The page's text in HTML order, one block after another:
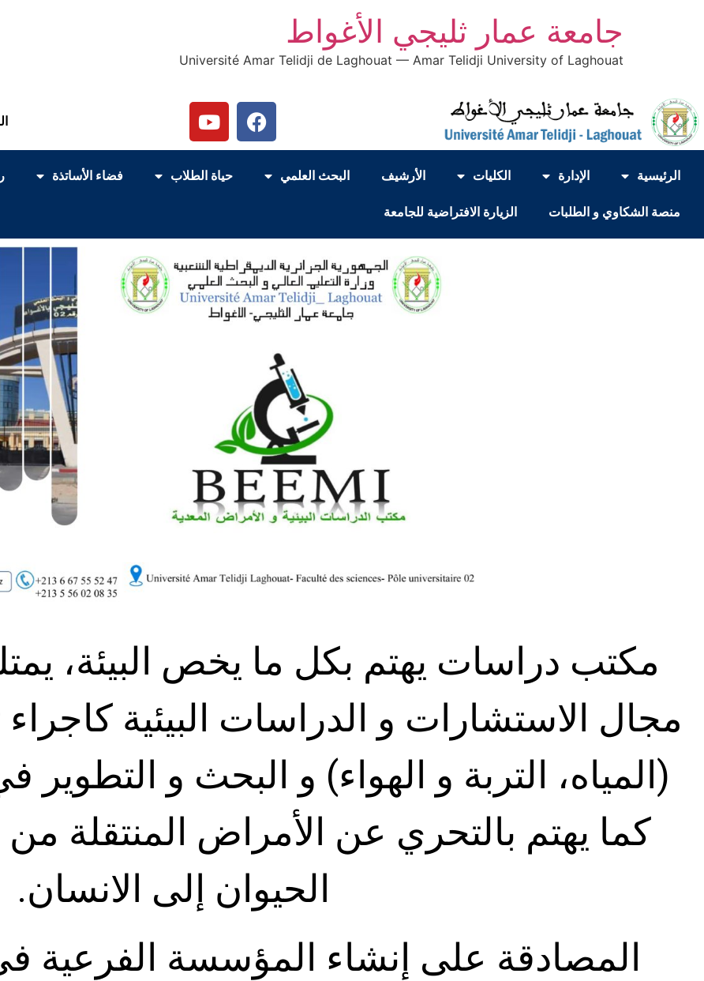
جامعة عمار ثليجي الأغواط
Université Amar Telidji de Laghouat — Amar Telidji University of Laghouat
الرئيسية الإدارة الكليات الأرشيف البحث العلمي حياة الطلاب فضاء الأساتذة
منصة الشكاوي و الطلبات الزيارة الافتراضية للجامعة
مكتب دراسات يهتم بكل ما يخص البيئة،
مجال الاستشارات و الدراسات البيئية كاجراء
(المياه، التربة و الهواء) و البحث و
كما يهتم بالتحري عن اﻷمراض المنتقلة من
الحيوان ﺇلى الانسان.
المصادقة على ﺇنشاء المؤسسة الفرعية